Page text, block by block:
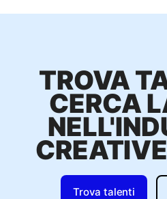
TROVA
CERCA
Trova talenti